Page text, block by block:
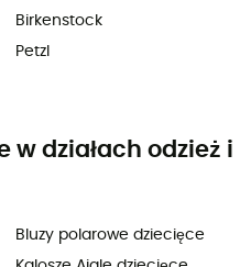
Birkenstock
Petzl
w działach odzież i
Bluzy polarowe dziecięce